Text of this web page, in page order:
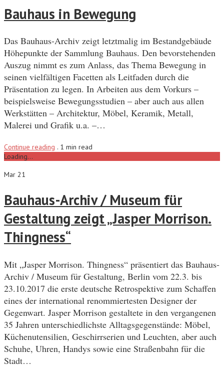
Bauhaus in Bewegung
Das Bauhaus-Archiv zeigt letztmalig im Bestandgebäude
Höhepunkte der Sammlung Bauhaus. Den bevorstehenden
Auszug nimmt es zum Anlass, das Thema Bewegung in
seinen vielfältigen Facetten als Leitfaden durch die
Präsentation zu legen. In Arbeiten aus dem Vorkurs –
beispielsweise Bewegungsstudien – aber auch aus allen
Werkstätten – Architektur, Möbel, Keramik, Metall,
Malerei und Grafik u.a. –…
Continue reading . 1 min read
Loading...
Mar 21
Bauhaus-Archiv / Museum für
Gestaltung zeigt „Jasper Morrison.
Thingness“
Mit „Jasper Morrison. Thingness“ präsentiert das Bauhaus-
Archiv / Museum für Gestaltung, Berlin vom 22.3. bis
23.10.2017 die erste deutsche Retrospektive zum Schaffen
eines der international renommiertesten Designer der
Gegenwart. Jasper Morrison gestaltete in den vergangenen
35 Jahren unterschiedlichste Alltagsgegenstände: Möbel,
Küchenutensilien, Geschirrserien und Leuchten, aber auch
Schuhe, Uhren, Handys sowie eine Straßenbahn für die
Stadt…